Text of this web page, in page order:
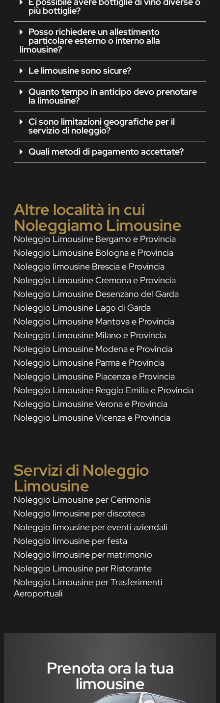
più bottiglie?
Posso richiedere un allestimento
particolare esterno o interno alla
limousine?
Le limousine sono sicure?
Quanto tempo in anticipo devo prenotare
la limousine?
Ci sono limitazioni geografiche per il
servizio di noleggio?
Quali metodi di pagamento accettate?
Altre località in cui
Noleggiamo Limousine
Noleggio Limousine Bergamo e Provincia
Noleggio Limousine Bologna e Provincia
Noleggio limousine Brescia e Provincia
Noleggio Limousine Cremona e Provincia
Noleggio Limousine Desenzano del Garda
Noleggio Limousine Lago di Garda
Noleggio Limousine Mantova e Provincia
Noleggio Limousine Milano e Provincia
Noleggio Limousine Modena e Provincia
Noleggio Limousine Parma e Provincia
Noleggio Limousine Piacenza e Provincia
Noleggio Limousine Reggio Emilia e Provincia
Noleggio Limousine Verona e Provincia
Noleggio Limousine Vicenza e Provincia
Servizi di Noleggio
Limousine
Noleggio Limousine per Cerimonia
Noleggio limousine per discoteca
Noleggio limousine per eventi aziendali
Noleggio limousine per festa
Noleggio limousine per matrimonio
Noleggio Limousine per Ristorante
Noleggio Limousine per Trasferimenti
Aeroportuali
Prenota ora la tua
limousine